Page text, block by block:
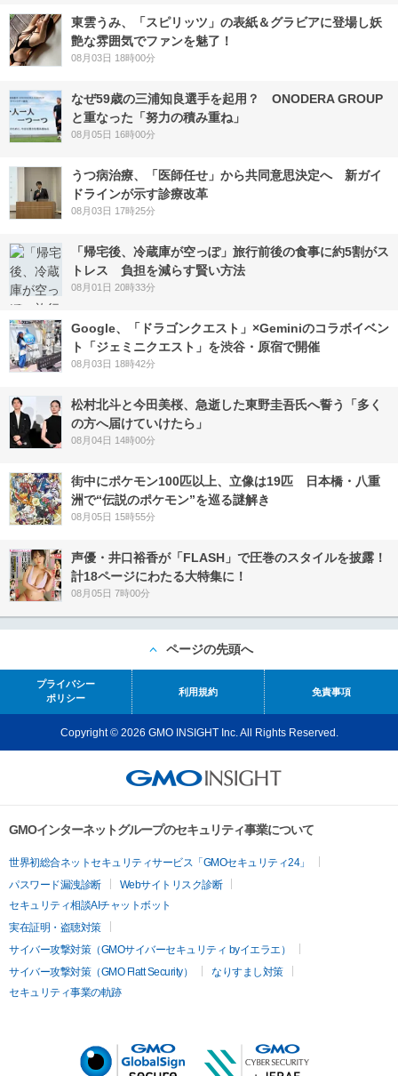
東雲うみ、「スピリッツ」の表紙＆グラビアに登場し妖
艶な雰囲気でファンを魅了！
08月03日 18時00分
なぜ59歳の三浦知良選手を起用？ ONODERA GROUP
と重なった「努力の積み重ね」
08月05日 16時00分
うつ病治療、「医師任せ」から共同意思決定へ 新ガイ
ドラインが示す診療改革
08月03日 17時25分
「帰宅後、冷蔵庫が空っぽ」旅行前後の食事に約5割がス
トレス 負担を減らす賢い方法
08月01日 20時33分
Google、「ドラゴンクエスト」×Geminiのコラボイベン
ト「ジェミニクエスト」を渋谷・原宿で開催
08月03日 18時42分
松村北斗と今田美桜、急逝した東野圭吾氏へ誓う「多く
の方へ届けていけたら」
08月04日 14時00分
街中にポケモン100匹以上、立像は19匹 日本橋・八重
洲で“伝説のポケモン”を巡る謎解き
08月05日 15時55分
声優・井口裕香が「FLASH」で圧巻のスタイルを披露！
計18ページにわたる大特集に！
08月05日 7時00分
ページの先頭へ
プライバシー
ポリシー
利用規約 免責事項
Copyright © 2026 GMO INSIGHT Inc. All Rights Reserved.
GMOインターネットグループのセキュリティ事業について
世界初総合ネットセキュリティサービス「GMOセキュリティ24」
パスワード漏洩診断
Webサイトリスク診断
セキュリティ相談AIチャットボット
実在証明・盗聴対策
サイバー攻撃対策（GMOサイバーセキュリティ byイエラエ）
サイバー攻撃対策（GMO Flatt Security）
なりすまし対策
セキュリティ事業の軌跡